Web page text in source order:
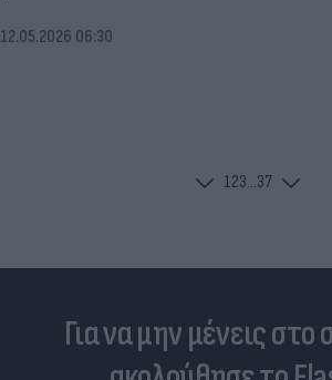
12.05.2026 06:30
123...37
Για να μην μένεις στο